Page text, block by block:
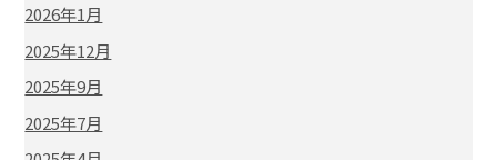
2026年1月
2025年12月
2025年9月
2025年7月